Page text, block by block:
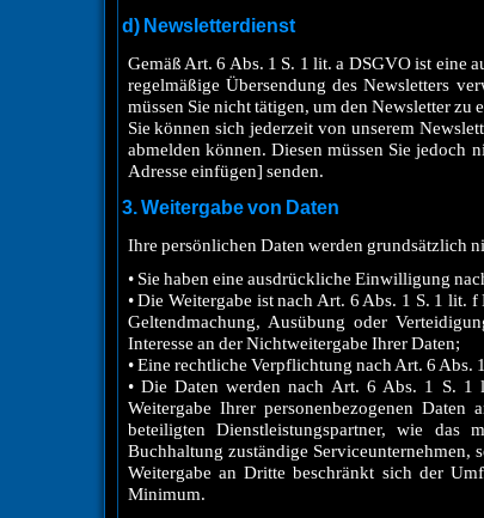
d) Newsletterdienst
Gemäß Art. 6 Abs. 1 S. 1 lit. a DSGVO ist eine
regelmäßige Übersendung des Newsletters
müssen Sie nicht tätigen, um den Newsletter zu
Sie können sich jederzeit von unserem
abmelden können. Diesen müssen Sie jedoch
Adresse einfügen] senden.
3. Weitergabe von Daten
Ihre persönlichen Daten werden grundsätzlich
• Sie haben eine ausdrückliche Einwilligung
• Die Weitergabe ist nach Art. 6 Abs. 1 S. 1 lit.
Geltendmachung, Ausübung oder
Interesse an der Nichtweitergabe Ihrer Daten;
• Eine rechtliche Verpflichtung nach Art. 6 Abs.
• Die Daten werden nach Art. 6 Abs. 1 S. 1
Weitergabe Ihrer personenbezogenen
beteiligten Dienstleistungspartner, wie das
Buchhaltung zuständige
Weitergabe an Dritte beschränkt sich der
Minimum.